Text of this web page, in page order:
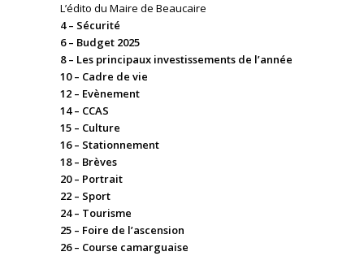
L’édito du Maire de Beaucaire
4 – Sécurité
6 – Budget 2025
8 – Les principaux investissements de l’année
10 – Cadre de vie
12 – Evènement
14 – CCAS
15 – Culture
16 – Stationnement
18 – Brèves
20 – Portrait
22 – Sport
24 – Tourisme
25 – Foire de l’ascension
26 – Course camarguaise